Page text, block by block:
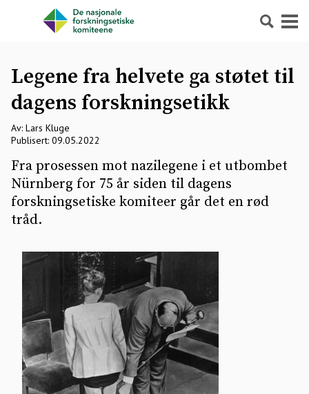
Søk Meny
Legene fra helvete ga støtet til
dagens forskningsetikk
Av: Lars Kluge
Publisert: 09.05.2022
Fra prosessen mot nazilegene i et utbombet
Nürnberg for 75 år siden til dagens
forskningsetiske komiteer går det en rød
tråd.